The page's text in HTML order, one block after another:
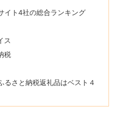
イト4社の総合ランキング
ス
税
るさと納税返礼品はベスト４